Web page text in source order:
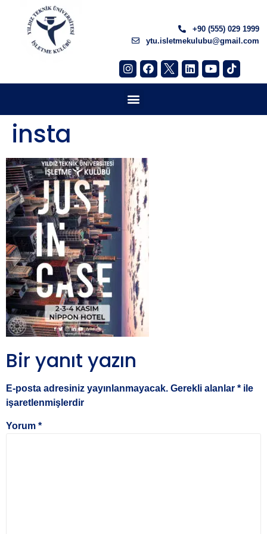
+90 (555) 029 1999
ytu.isletmekulubu@gmail.com
insta
Bir yanıt yazın
E-posta adresiniz yayınlanmayacak. Gerekli alanlar * ile
işaretlenmişlerdir
Yorum *